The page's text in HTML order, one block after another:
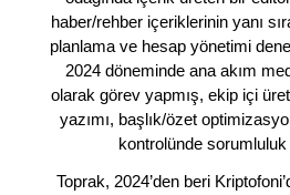
haber/rehber içeriklerinin yanı
planlama ve hesap yönetimi
2024 döneminde ana akım
olarak görev yapmış, ekip içi
yazımı, başlık/özet
kontrolünde
Toprak, 2024’den beri